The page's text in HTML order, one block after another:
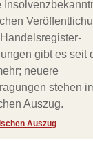
gibt es seit
neuere
stehen
Auszug.
Auszug